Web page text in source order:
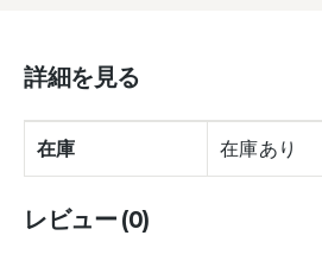
詳細を見る
在庫 在庫あり
レビュー (0)